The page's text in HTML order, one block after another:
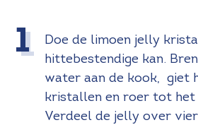
Doe de limoen jelly
hittebestendige kan.
water aan de kook, giet
kristallen en roer tot het
Verdeel de jelly over